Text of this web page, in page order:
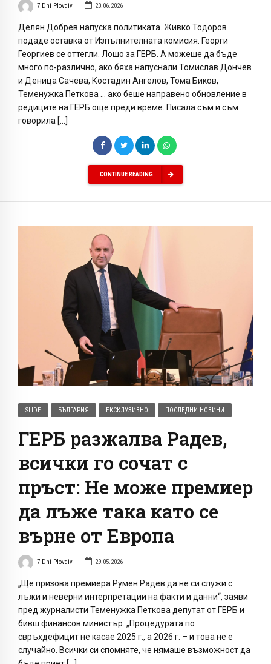
7 Dni Plovdiv 20.06.2026
Делян Добрев напуска политиката. Живко Тодоров
подаде оставка от Изпълнителната комисия. Георги
Георгиев се оттегли. Лошо за ГЕРБ. А можеше да бъде
много по-различно, ако бяха напуснали Томислав Дончев
и Деница Сачева, Костадин Ангелов, Тома Биков,
Теменужка Петкова … ако беше направено обновление в
редиците на ГЕРБ още преди време. Писала съм и съм
говорила […]
CONTINUE READING
SLIDE БЪЛГАРИЯ ЕКСКЛУЗИВНО ПОСЛЕДНИ НОВИНИ
ГЕРБ разжалва Радев,
всички го сочат с
пръст: Не може премиер
да лъже така като се
върне от Европа
7 Dni Plovdiv 29.05.2026
„Ще призова премиера Румен Радев да не си служи с
лъжи и неверни интерпретации на факти и данни“, заяви
пред журналисти Теменужка Петкова депутат от ГЕРБ и
бивш финансов министър. „Процедурата по
свръхдефицит не касае 2025 г., а 2026 г. – и това не е
случайно. Всички си спомняте, че нямаше възможност да